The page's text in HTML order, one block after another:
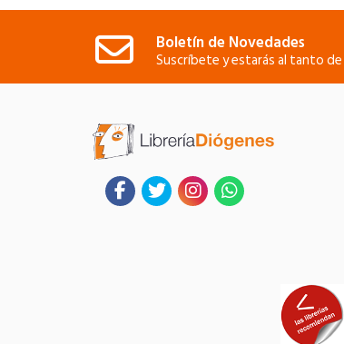
Boletín de Novedades
Suscríbete y estarás al tanto